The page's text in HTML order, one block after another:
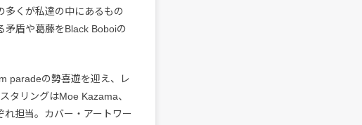
多くが私達の中にあるもの
矛盾や葛藤をBlack Boboiの
paradeの勢喜遊を迎え、レ
タリングはMoe Kazama、
れ担当。カバー・アートワー